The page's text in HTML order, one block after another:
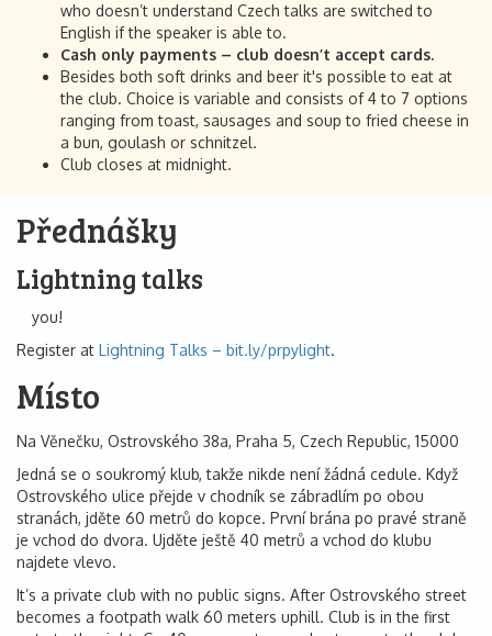
who doesn’t understand Czech talks are switched to
English if the speaker is able to.
Cash only payments – club doesn’t accept cards.
Besides both soft drinks and beer it's possible to eat at
the club. Choice is variable and consists of 4 to 7 options
ranging from toast, sausages and soup to fried cheese in
a bun, goulash or schnitzel.
Club closes at midnight.
Přednášky
Lightning talks
you!
Register at Lightning Talks – bit.ly/prpylight.
Místo
Na Věnečku, Ostrovského 38a, Praha 5, Czech Republic, 15000
Jedná se o soukromý klub, takže nikde není žádná cedule. Když
Ostrovského ulice přejde v chodník se zábradlím po obou
stranách, jděte 60 metrů do kopce. První brána po pravé straně
je vchod do dvora. Ujděte ještě 40 metrů a vchod do klubu
najdete vlevo.
It’s a private club with no public signs. After Ostrovského street
becomes a footpath walk 60 meters uphill. Club is in the first